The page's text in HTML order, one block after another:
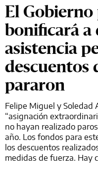
El
bonificará a
asistencia
descuentos
pararon
Felipe Miguel y Soledad
“asignación
no hayan realizado
año. Los fondos para
los descuentos
medidas de fuerza. Hay